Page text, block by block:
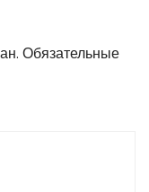
Обязательные